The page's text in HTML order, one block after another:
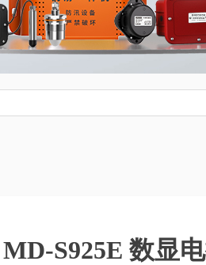
MD-S925E 数显